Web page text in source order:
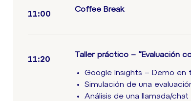
11:00
Coffee Break
11:20
Taller práctico – “Evaluación
Google Insights – Demo en
Simulación de una
Análisis de una llamada/